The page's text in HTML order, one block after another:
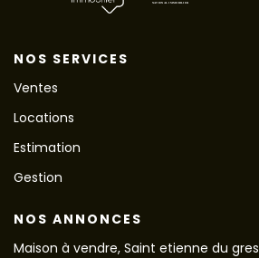
NOS SERVICES
Ventes
Locations
Estimation
Gestion
NOS ANNONCES
Maison à vendre, Saint etienne du gres